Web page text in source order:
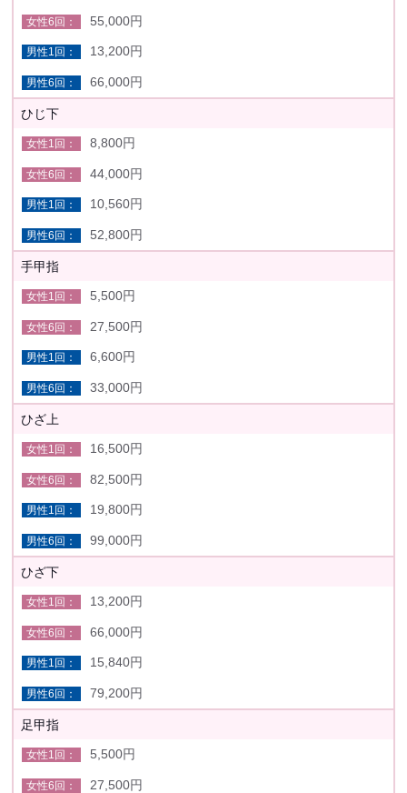
55,000円
13,200円
66,000円
ひじ下
8,800円
44,000円
10,560円
52,800円
手甲指
5,500円
27,500円
6,600円
33,000円
ひざ上
16,500円
82,500円
19,800円
99,000円
ひざ下
13,200円
66,000円
15,840円
79,200円
足甲指
5,500円
27,500円